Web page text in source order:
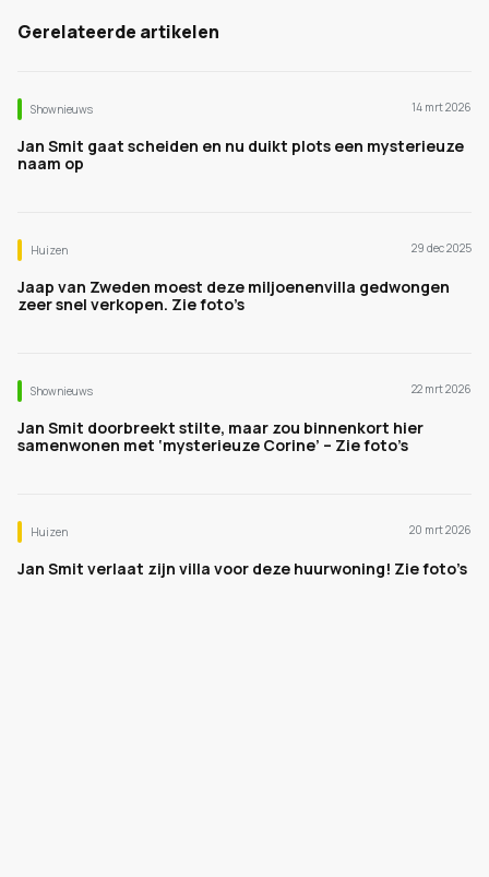
Gerelateerde artikelen
Shownieuws 14 mrt 2026
Jan Smit gaat scheiden en nu duikt plots een mysterieuze
naam op
Huizen 29 dec 2025
Jaap van Zweden moest deze miljoenenvilla gedwongen
zeer snel verkopen. Zie foto’s
Shownieuws 22 mrt 2026
Jan Smit doorbreekt stilte, maar zou binnenkort hier
samenwonen met ‘mysterieuze Corine’ – Zie foto’s
Huizen 20 mrt 2026
Jan Smit verlaat zijn villa voor deze huurwoning! Zie foto’s